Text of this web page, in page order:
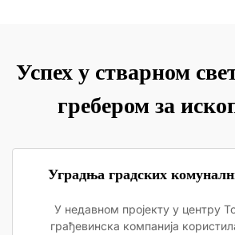
Успех у стварном
гребером за
Уградња градских
У недавном пројекту у центру
грађевинска компанија